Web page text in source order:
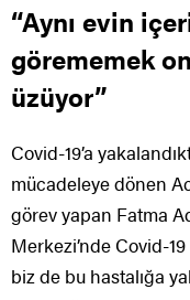
“Aynı evin
görememek
üzüyor”
Covid-19’a
mücadeleye dönen
görev yapan Fatma
Merkezi’nde Covid-
biz de bu hastalığa